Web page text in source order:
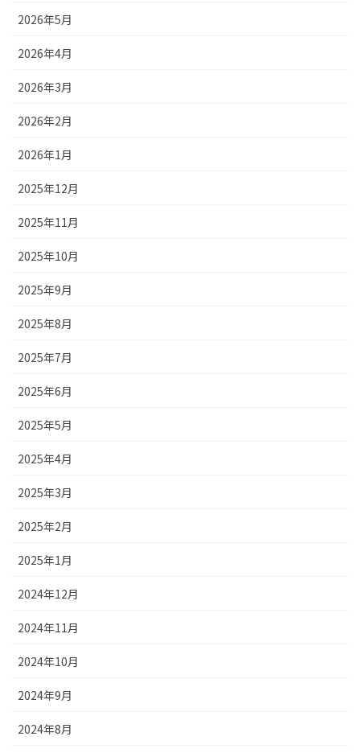
2026年5月
2026年4月
2026年3月
2026年2月
2026年1月
2025年12月
2025年11月
2025年10月
2025年9月
2025年8月
2025年7月
2025年6月
2025年5月
2025年4月
2025年3月
2025年2月
2025年1月
2024年12月
2024年11月
2024年10月
2024年9月
2024年8月